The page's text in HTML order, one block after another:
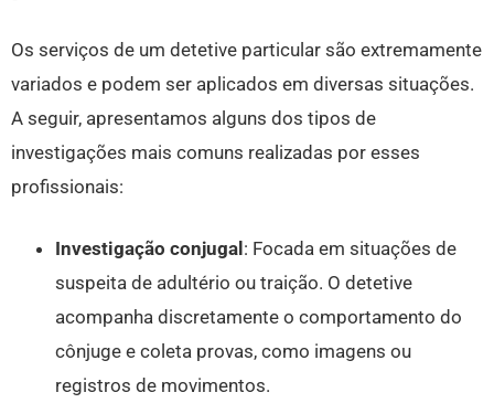
Os serviços de um detetive particular são extremamente
variados e podem ser aplicados em diversas situações.
A seguir, apresentamos alguns dos tipos de
investigações mais comuns realizadas por esses
profissionais:
Investigação conjugal : Focada em situações de
suspeita de adultério ou traição. O detetive
acompanha discretamente o comportamento do
cônjuge e coleta provas, como imagens ou
registros de movimentos.